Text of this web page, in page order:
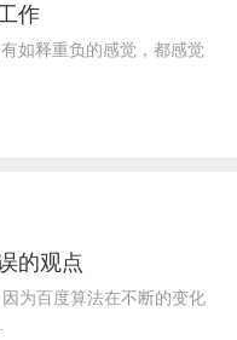
作
如释重负的感觉，都感觉
的观点
为百度算法在不断的变化